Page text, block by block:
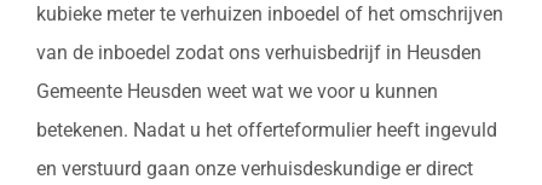
kubieke meter te verhuizen inboedel of het omschrijven
van de inboedel zodat ons verhuisbedrijf in Heusden
Gemeente Heusden weet wat we voor u kunnen
betekenen. Nadat u het offerteformulier heeft ingevuld
en verstuurd gaan onze verhuisdeskundige er direct